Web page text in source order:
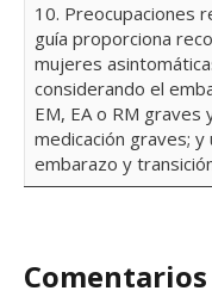
10. Preocupaciones
guía proporciona
mujeres
considerando el
EM, EA o RM
medicación graves;
embarazo y
Comentarios